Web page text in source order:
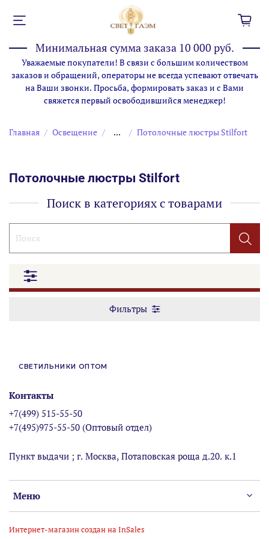
Минимальная сумма заказа 10 000 руб.
Уважаемые покупатели! В связи с большим количеством
заказов и обращений, операторы не всегда успевают отвечать
на Ваши звонки. Просьба, формировать заказ и с Вами
свяжется первый освободившийся менеджер!
Главная Освещение ... Потолочные люстры Stilfort
Потолочные люстры Stilfort
Поиск в категориях с товарами
Фильтры
СВЕТИЛЬНИКИ ОПТОМ
Меню
Контакты
+7(499) 515-55-50
+7(495)975-55-50 (Оптовый отдел)
Пункт выдачи ; г. Москва, Потаповская роща д.20. к.1
Интернет-магазин создан на InSales